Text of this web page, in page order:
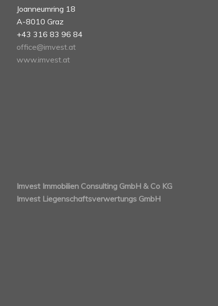
Joanneumring 18
A-8010 Graz
+43 316 83 96 84
office@imvest.at
www.imvest.at
Imvest Immobilien Consulting GmbH & Co KG
Imvest Liegenschaftsverwertungs GmbH